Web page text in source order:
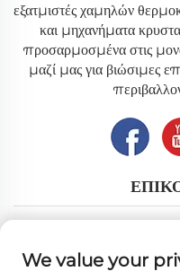
εξατμιστές χαμηλών
και μηχανήματα
προσαρμοσμένα στις
μαζί μας για βιώσιμες
Ηλ. ταχυδρομείο:[email
We value your